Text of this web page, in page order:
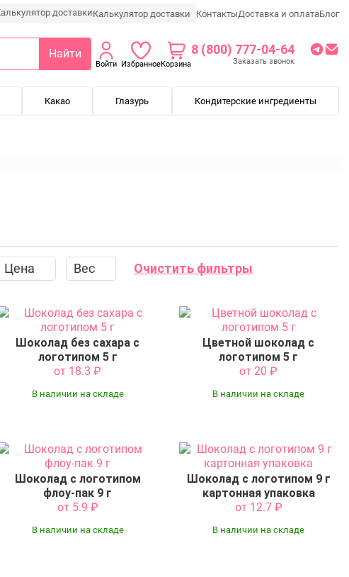
Калькулятор доставки КонтактыДоставка и оплатаБлог
Найти
Войти ИзбранноеКорзина
8 (800) 777-04-64
Заказать звонок
Какао Глазурь Кондитерские ингредиенты
Цена Вес Очистить фильтры
Шоколад без сахара с
логотипом 5 г
от 18.3₽
В наличии на складе
Цветной шоколад с
логотипом 5 г
от 20₽
В наличии на складе
Шоколад с логотипом
флоу-пак 9 г
от 5.9 ₽
В наличии на складе
Шоколад с логотипом 9 г
картонная упаковка
от 12.7 ₽
В наличии на складе